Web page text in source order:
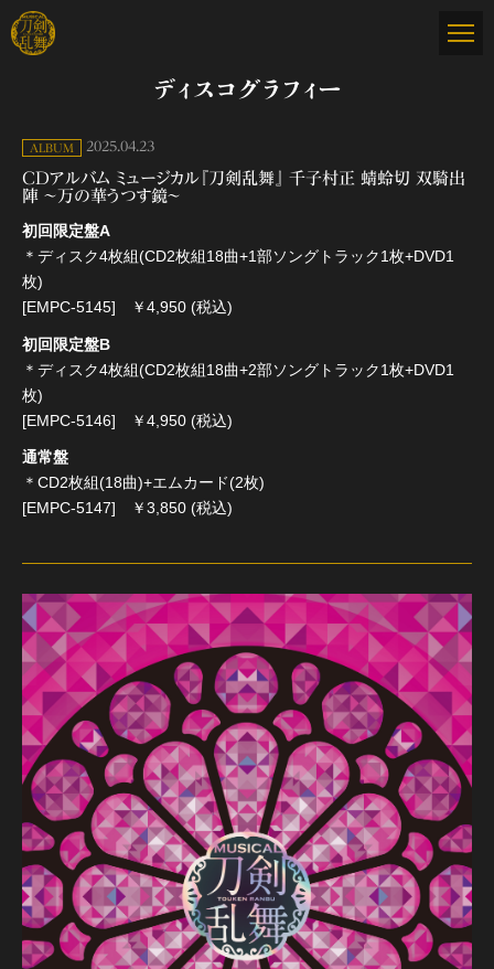
ディスコグラフィー
ALBUM 2025.04.23
CDアルバム ミュージカル『刀剣乱舞』 千子村正 蜻蛉切 双騎出
陣 〜万の華うつす鏡〜
初回限定盤A
＊ディスク4枚組(CD2枚組18曲+1部ソングトラック1枚+DVD1
枚)
[EMPC-5145] ￥4,950 (税込)
初回限定盤B
＊ディスク4枚組(CD2枚組18曲+2部ソングトラック1枚+DVD1
枚)
[EMPC-5146] ￥4,950 (税込)
通常盤
＊CD2枚組(18曲)+エムカード(2枚)
[EMPC-5147] ￥3,850 (税込)